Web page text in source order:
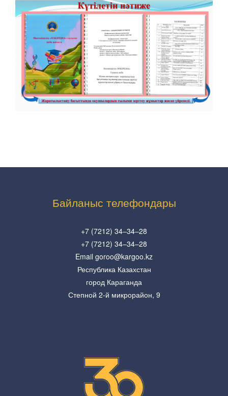
Байланыс телефондары
+7 (7212) 34–34–28
+7 (7212) 34–34–28
Email goroo@kargoo.kz
Республика Казахстан
город Караганда
Степной 2-й микрорайон, 9